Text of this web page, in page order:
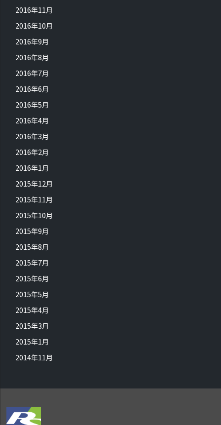
2016年11月
2016年10月
2016年9月
2016年8月
2016年7月
2016年6月
2016年5月
2016年4月
2016年3月
2016年2月
2016年1月
2015年12月
2015年11月
2015年10月
2015年9月
2015年8月
2015年7月
2015年6月
2015年5月
2015年4月
2015年3月
2015年1月
2014年11月